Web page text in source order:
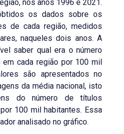
nos anos 1996 e 2021.
os dados sobre os
de cada região, medidos
naqueles dois anos. A
saber qual era o número
cada região por 100 mil
são apresentados no
da média nacional, isto
do número de títulos
100 mil habitantes. Essa
analisado no gráfico.